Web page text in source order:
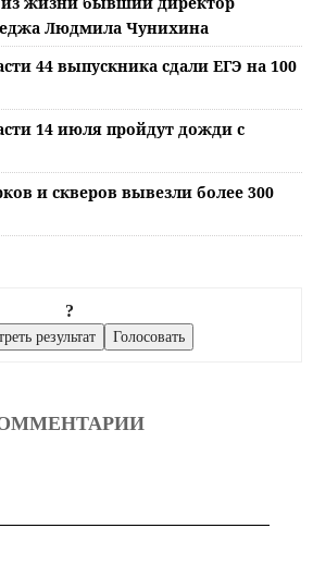
Людмила Чунихина
44 выпускника сдали ЕГЭ на 100
14 июля пройдут дожди с
и скверов вывезли более 300
?